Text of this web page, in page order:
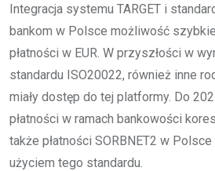
Integracja systemu TARGET i
bankom w Polsce możliwość
płatności w EUR. W przyszłości w
standardu ISO20022, również inne
miały dostęp do tej platformy. Do
płatności w ramach bankowości
także płatności SORBNET2 w
użyciem tego standardu.